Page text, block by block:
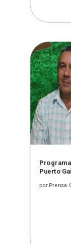
Puerto
porPrensa